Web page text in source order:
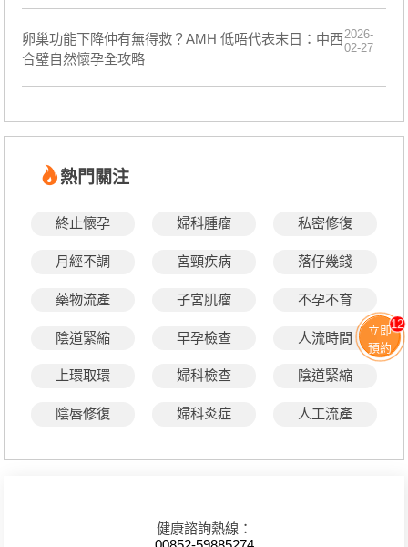
卵巢功能下降仲有無得救？AMH 低唔代表末日：中西
合璧自然懷孕全攻略
2026-
02-27
熱門關注
終止懷孕 婦科腫瘤 私密修復
月經不調 宮頸疾病 落仔幾錢
藥物流產 子宮肌瘤 不孕不育
陰道緊縮 早孕檢查 人流時間
上環取環 婦科檢查 陰道緊縮
陰唇修復 婦科炎症 人工流產
健康諮詢熱線：
立即
預約
12